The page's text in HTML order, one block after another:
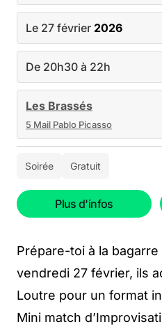
Le 27 février 2026
De 20h30 à 22h
Les Brassés
5 Mail Pablo Picasso
Soirée Gratuit
Plus d'infos
Prépare-toi à la
vendredi 27 février, ils
Loutre pour un format
Mini match